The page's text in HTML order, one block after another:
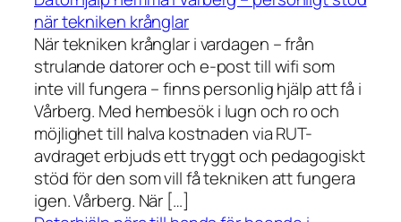
när tekniken krånglar
När tekniken krånglar i vardagen – från
strulande datorer och e-post till wifi som
inte vill fungera – finns personlig hjälp att få i
Vårberg. Med hembesök i lugn och ro och
möjlighet till halva kostnaden via RUT-
avdraget erbjuds ett tryggt och pedagogiskt
stöd för den som vill få tekniken att fungera
igen. Vårberg. När […]